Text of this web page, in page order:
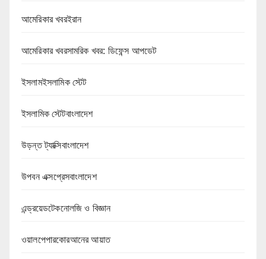
আমেরিকার খবরইরান
আমেরিকার খবরসামরিক খবর: ডিফেন্স আপডেট
ইসলামইসলামিক স্টেট
ইসলামিক স্টেটবাংলাদেশ
উড়ন্ত ট্যাক্সিবাংলাদেশ
উপবন এক্সপ্রেসবাংলাদেশ
এন্ড্রয়েডটেকনোলজি ও বিজ্ঞান
ওয়ালপেপারকোরআনের আয়াত